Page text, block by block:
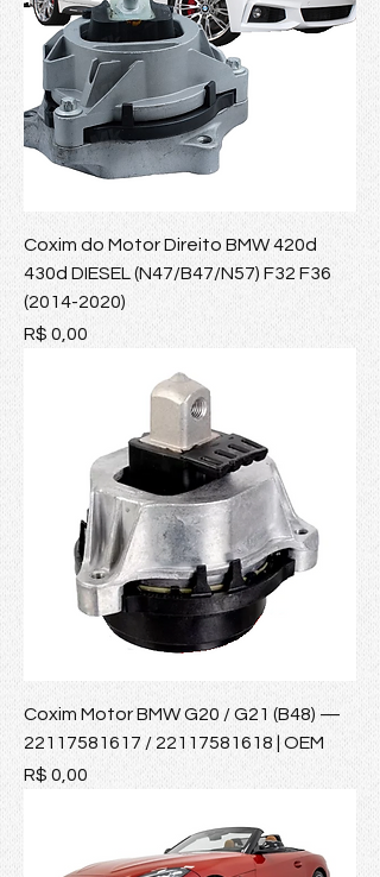
Coxim do Motor Direito BMW 420d
430d DIESEL (N47/B47/N57) F32 F36
(2014-2020)
Preço
R$ 0,00
Coxim Motor BMW G20 / G21 (B48) —
22117581617 / 22117581618 | OEM
Preço
R$ 0,00